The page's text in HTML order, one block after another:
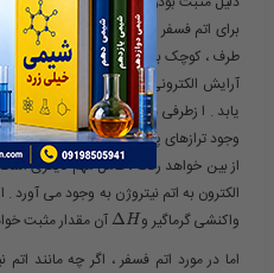
برای اتم فسفر را ( که در یک گروه
طرف ، کوچک بودن اتم نیتروژن موجب می
آرایش الکترونی آن ، مقدار نیرو
یابد . ا زطرفی دیگر وجود آرایش
وجود ترازهای پر و نیم پر در لایه ظرفیت
از بین خواهد رفت ، عامل مهم دیگری
الکترون به اتم نیتروژن به وجود می آورد .
واکنشی گرماگیر و​
ΔH
آن مقدار مثبت
اما در مورد اتم فسفر ، اگر چه مانند اتم